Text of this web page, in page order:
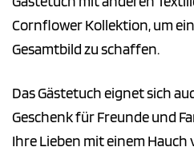
Cornflower Kollektion, um
Gesamtbild zu schaffen.
Das Gästetuch eignet sich
Geschenk für Freunde und
Ihre Lieben mit einem